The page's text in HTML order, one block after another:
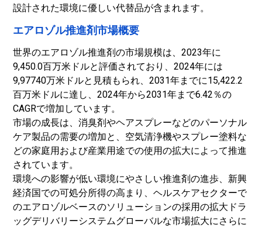
設計された環境に優しい代替品が含まれます。
エアロゾル推進剤市場概要
世界のエアロゾル推進剤の市場規模は、2023年に
9,450.0百万米ドルと評価されており、2024年には
9,97740万米ドルと見積もられ、2031年までに15,422.2
百万米ドルに達し、2024年から2031年まで6.42％の
CAGRで増加しています。
市場の成長は、消臭剤やヘアスプレーなどのパーソナル
ケア製品の需要の増加と、空気清浄機やスプレー塗料な
どの家庭用および産業用途での使用の拡大によって推進
されています。
環境への影響が低い環境にやさしい推進剤の進歩、新興
経済国での可処分所得の高まり、ヘルスケアセクターで
のエアロゾルベースのソリューションの採用の拡大 ドラ
ッグデリバリーシステムグローバルな市場拡大にさらに